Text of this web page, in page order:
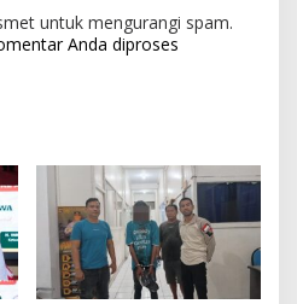
untuk mengurangi spam.
Anda diproses